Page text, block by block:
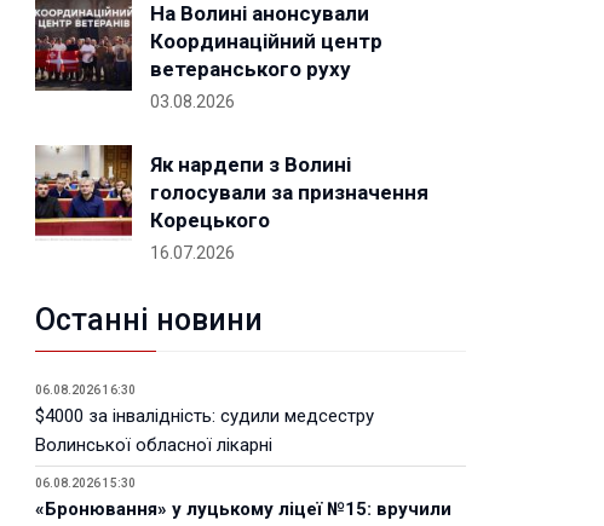
На Волині анонсували
Координаційний центр
ветеранського руху
03.08.2026
Як нардепи з Волині
голосували за призначення
Корецького
16.07.2026
Останні новини
06.08.2026 16:30
$4000 за інвалідність: судили медсестру
Волинської обласної лікарні
06.08.2026 15:30
«Бронювання» у луцькому ліцеї №15: вручили